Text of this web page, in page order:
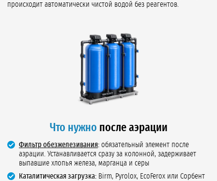
происходит автоматически чистой водой без реагентов.
Что нужно после аэрации
Фильтр обезжелезивания: обязательный элемент после
аэрации. Устанавливается сразу за колонной, задерживает
выпавшие хлопья железа, марганца и серы
Каталитическая загрузка: Birm, Pyrolox, EcoFerox или Сорбент